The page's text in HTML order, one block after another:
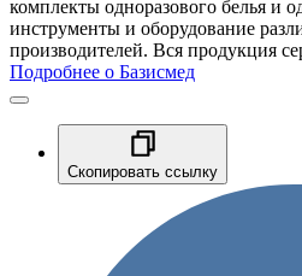
комплекты одноразового белья и
инструменты и оборудование
производителей. Вся продукция
Подробнее о Базисмед
Скопировать ссылку